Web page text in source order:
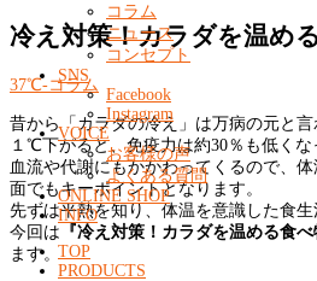
コラム
ニュース
コンセプト
SNS
Facebook
Instagram
VOICE
お客様の声
よくある質問
ONLINE SHOP
INFO
TOP
PRODUCTS
冷え対策！カラダを温め
37℃-コラム
昔から「カラダの冷え」は万病の元と
１℃下がると、免疫力は約30％も低くな
血流や代謝にもかかわってくるので、
面でもキーポイントとなります。
先ずは平熱を知り、体温を意識した食生
今回は 『冷え対策！カラダを温める食べ
ます。